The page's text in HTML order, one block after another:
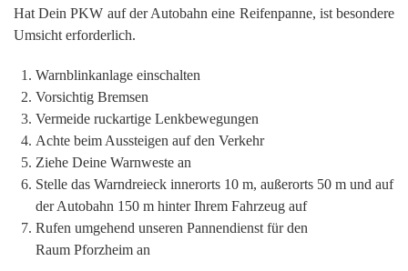
Hat Dein PKW auf der Autobahn eine Reifenpanne, ist besondere
Umsicht erforderlich.
Warnblinkanlage einschalten
Vorsichtig Bremsen
Vermeide ruckartige Lenkbewegungen
Achte beim Aussteigen auf den Verkehr
Ziehe Deine Warnweste an
Stelle das Warndreieck innerorts 10 m, außerorts 50 m und auf
der Autobahn 150 m hinter Ihrem Fahrzeug auf
Rufen umgehend unseren Pannendienst für den
Raum Pforzheim an